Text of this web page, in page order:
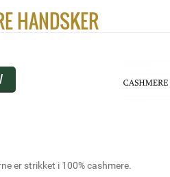
HANDSKER
er strikket i 100% cashmere.